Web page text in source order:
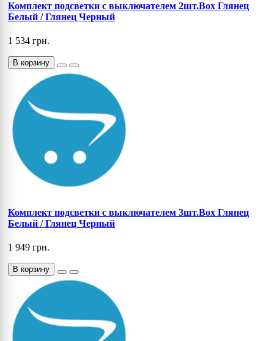
Комплект подсветки с выключателем 2шт.Box Глянец
Белый / Глянец Черный
1 534 грн.
В корзину
Комплект подсветки с выключателем 3шт.Box Глянец
Белый / Глянец Черный
1 949 грн.
В корзину